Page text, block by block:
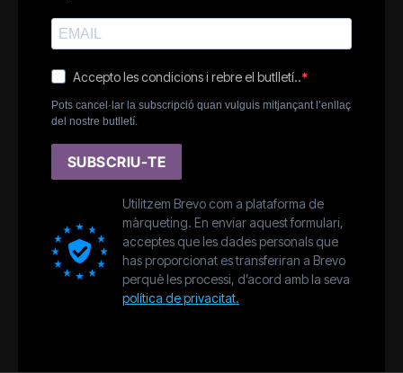
Accepto les condicions i rebre el butlletí..
Pots cancel·lar la subscripció quan vulguis mitjançant l’enllaç
del nostre butlletí.
SUBSCRIU-TE
Utilitzem Brevo com a plataforma de
màrqueting. En enviar aquest formulari,
acceptes que les dades personals que
has proporcionat es transferiran a Brevo
perquè les processi, d’acord amb la seva
política de privacitat.